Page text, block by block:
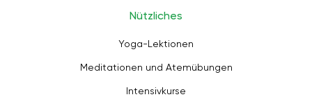
Nützliches
Yoga-Lektionen
Meditationen und Atemübungen
Intensivkurse